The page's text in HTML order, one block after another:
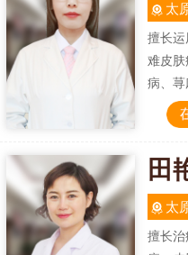
太
擅长
难皮
病、荨
田
太
擅长